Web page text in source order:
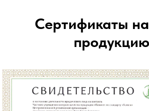
Сертификаты
продукцию